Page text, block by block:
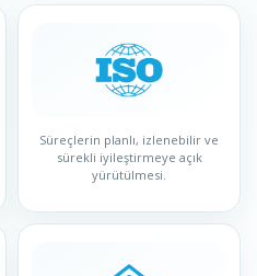
Süreçlerin planlı, izlenebilir ve
sürekli iyileştirmeye açık
yürütülmesi.